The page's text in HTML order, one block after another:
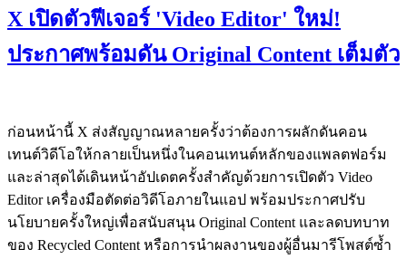
X เปิดตัวฟีเจอร์ 'Video Editor' ใหม่!
ประกาศพร้อมดัน Original Content เต็มตัว
ก่อนหน้านี้ X ส่งสัญญาณหลายครั้งว่าต้องการผลักดันคอน
เทนต์วิดีโอให้กลายเป็นหนึ่งในคอนเทนต์หลักของแพลตฟอร์ม
และล่าสุดได้เดินหน้าอัปเดตครั้งสำคัญด้วยการเปิดตัว Video
Editor เครื่องมือตัดต่อวิดีโอภายในแอป พร้อมประกาศปรับ
นโยบายครั้งใหญ่เพื่อสนับสนุน Original Content และลดบทบาท
ของ Recycled Content หรือการนำผลงานของผู้อื่นมารีโพสต์ซ้ำ